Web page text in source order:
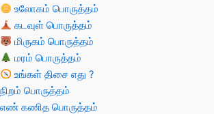
உலோகம் பொருத்தம்
கடவுள் பொருத்தம்
மிருகம் பொருத்தம்
மரம் பொருத்தம்
உங்கள் திசை எது ?
நிறம் பொருத்தம்
எண் கணித பொருத்தம்